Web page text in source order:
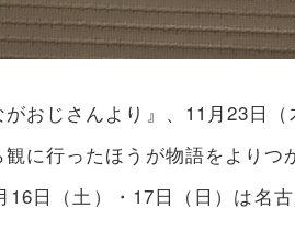
じさんより』、11月23日
に行ったほうが物語をより
日（土）・17日（日）は名